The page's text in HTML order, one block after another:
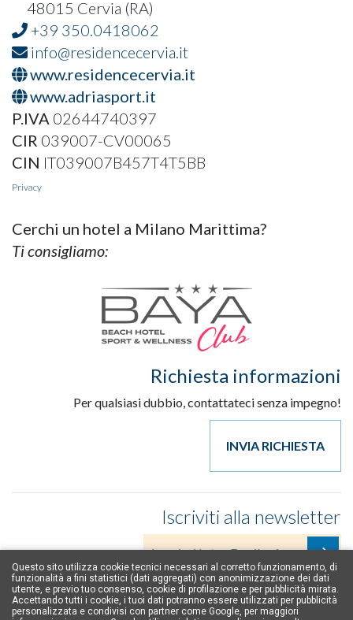
48015 Cervia (RA)
+39 350.0418062
info@residencecervia.it
www.residencecervia.it
www.adriasport.it
P.IVA 02644740397
CIR 039007-CV00065
CIN IT039007B457T4T5BB
Privacy
Cerchi un hotel a Milano Marittima?
Ti consigliamo:
Richiesta informazioni
Per qualsiasi dubbio, contattateci senza impegno!
INVIA RICHIESTA
Iscriviti alla newsletter
Accetto la normativa sulla privacy(leggi)
Questo sito utilizza cookie tecnici necessari al corretto funzionamento, di
funzionalità a fini statistici (dati aggregati) con anonimizzazione dei dati
utente, e previo tuo consenso, cookie di profilazione e per pubblicità mirata.
Accettando tutti i cookie, i tuoi dati potranno essere utilizzati per pubblicità
personalizzata e condivisi con partner come Google, per maggiori